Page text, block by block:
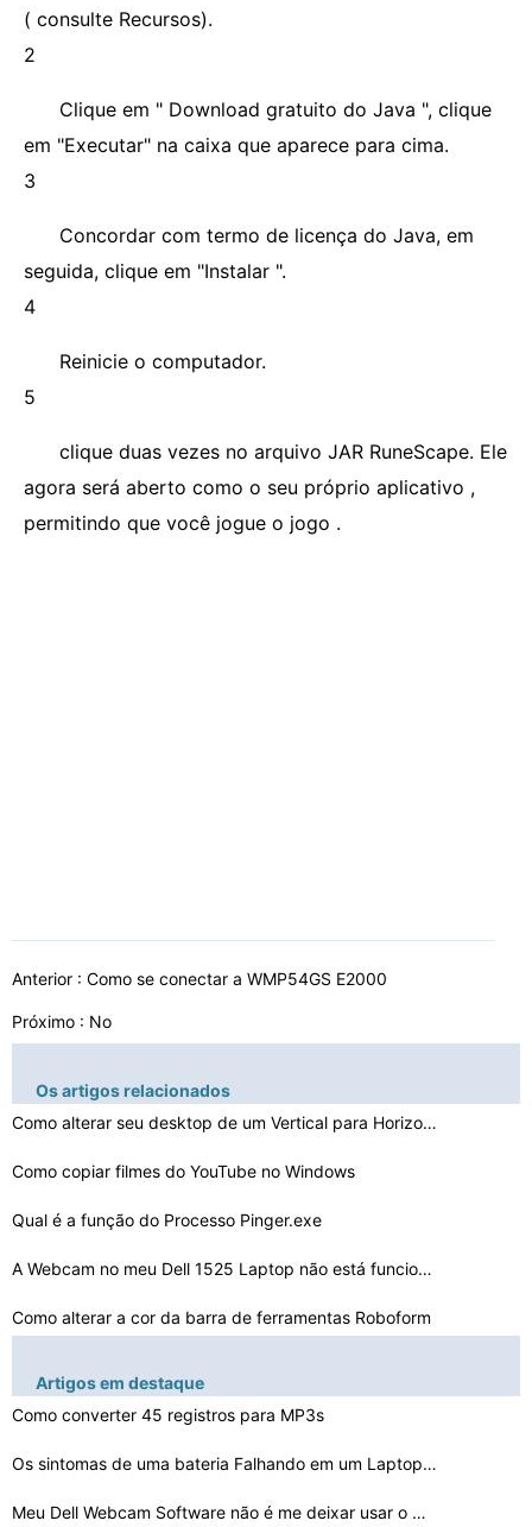
( consulte Recursos).
2
Clique em " Download gratuito do Java ", clique
em "Executar" na caixa que aparece para cima.
3
Concordar com termo de licença do Java, em
seguida, clique em "Instalar ".
4
Reinicie o computador.
5
clique duas vezes no arquivo JAR RuneScape. Ele
agora será aberto como o seu próprio aplicativo ,
permitindo que você jogue o jogo .
Anterior : Como se conectar a WMP54GS E2000
Próximo : No
Os artigos relacionados
Como alterar seu desktop de um Vertical para Horizontal…
Como copiar filmes do YouTube no Windows
Qual é a função do Processo Pinger.exe
A Webcam no meu Dell 1525 Laptop não está funcionando…
Como alterar a cor da barra de ferramentas Roboform
Você pode voltar arquivos Se Spyware Doctor Põe em qu…
Como implementar DFS & BFS Traversal em Java
Artigos em destaque
Como converter 45 registros para MP3s
Os sintomas de uma bateria Falhando em um Laptop Dell
Meu Dell Webcam Software não é me deixar usar o Modo …